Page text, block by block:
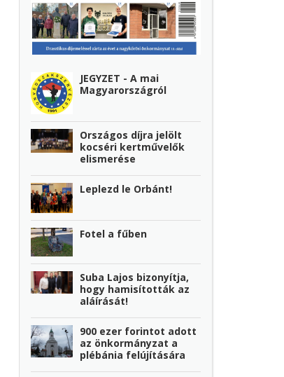
JEGYZET - A mai
Magyarországról
Országos díjra jelölt
kocséri kertművelők
elismerése
Leplezd le Orbánt!
Fotel a fűben
Suba Lajos bizonyítja,
hogy hamisították az
aláírását!
900 ezer forintot adott
az önkormányzat a
plébánia felújítására